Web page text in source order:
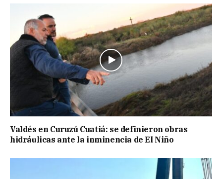
Valdés en Curuzú Cuatiá: se definieron obras
hidráulicas ante la inminencia de El Niño